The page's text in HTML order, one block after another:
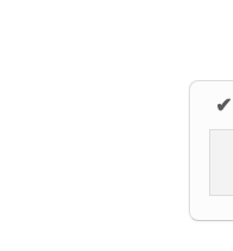
✔